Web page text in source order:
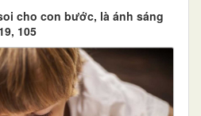
cho con bước, là ánh sáng
105